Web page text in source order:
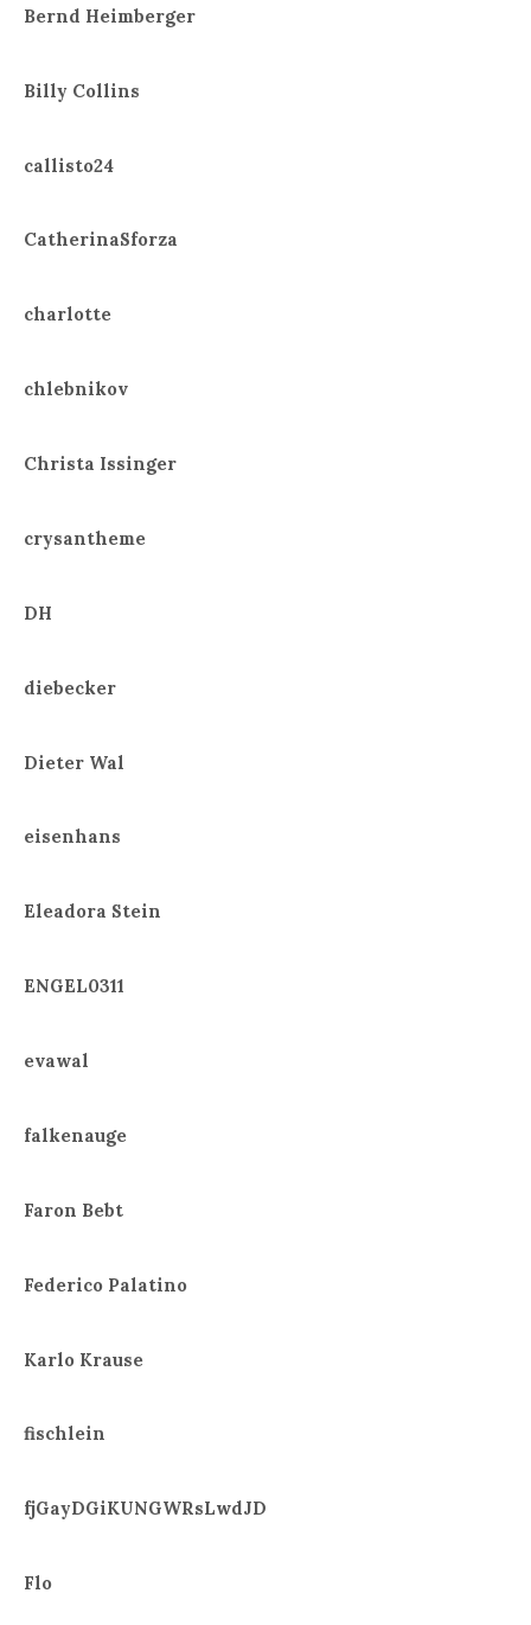
Bernd Heimberger
Billy Collins
callisto24
CatherinaSforza
charlotte
chlebnikov
Christa Issinger
crysantheme
DH
diebecker
Dieter Wal
eisenhans
Eleadora Stein
ENGEL0311
evawal
falkenauge
Faron Bebt
Federico Palatino
Karlo Krause
fischlein
fjGayDGiKUNGWRsLwdJD
Flo